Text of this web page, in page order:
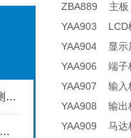
电导率的概念及电导率仪测量原理
hq30的溶解氧ldo测试方法及校正
ZBA889 主板
YAA903 LCD
YAA904 显示
YAA906 端
YAA907 输入
YAA908 输出
YAA909 马